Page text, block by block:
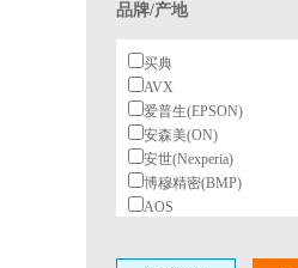
品牌/产地
买典
AVX
爱普生(EPSON)
安森美(ON)
安世(Nexperia)
博穆精密(BMP)
AOS
BeiQi